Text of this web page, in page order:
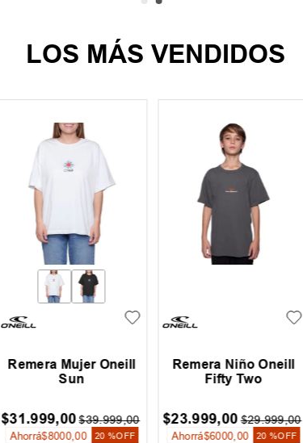
LOS MÁS VENDIDOS
Remera Mujer Oneill
Sun
$31.999,00 $39.999,00
Ahorrá$8000,00 20 %OFF
Remera Niño Oneill
Fifty Two
$23.999,00 $29.999,00
Ahorrá$6000, 00 20 %OFF